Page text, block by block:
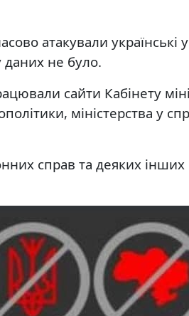
атакували українські
даних не було.
сайти Кабінету
міністерства у
справ та деяких